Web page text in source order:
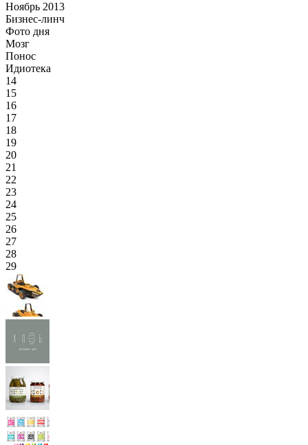
Ноябрь 2013
Бизнес-линч
Фото дня
Мозг
Понос
Идиотека
14
15
16
17
18
19
20
21
22
23
24
25
26
27
28
29